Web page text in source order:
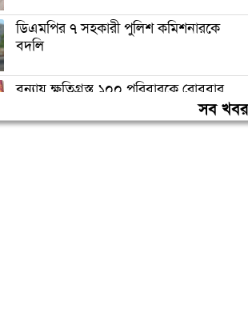
ডিএমপির ৭ সহকারী পুলিশ কমিশনারকে
বদলি
বন্যায় ক্ষতিগ্রস্ত ১০০ পরিবারকে রোববার
সব